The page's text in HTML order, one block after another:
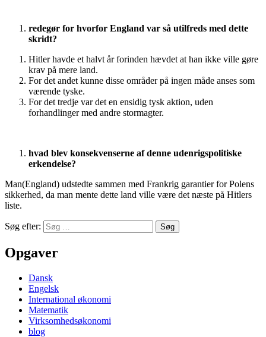
redegør for hvorfor England var så utilfreds med dette
skridt?
Hitler havde et halvt år forinden hævdet at han ikke ville gøre
krav på mere land.
For det andet kunne disse områder på ingen måde anses som
værende tyske.
For det tredje var det en ensidig tysk aktion, uden
forhandlinger med andre stormagter.
hvad blev konsekvenserne af denne udenrigspolitiske
erkendelse?
Man(England) udstedte sammen med Frankrig garantier for Polens
sikkerhed, da man mente dette land ville være det næste på Hitlers
liste.
Søg efter:
Opgaver
Dansk
Engelsk
International økonomi
Matematik
Virksomhedsøkonomi
blog